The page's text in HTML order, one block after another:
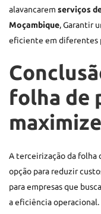
alavancarem serviços
Moçambique,Garantir
eficiente em diferentes
folha de
A terceirização da folha
opção para reduzir
para empresas que
a eficiência operacional.